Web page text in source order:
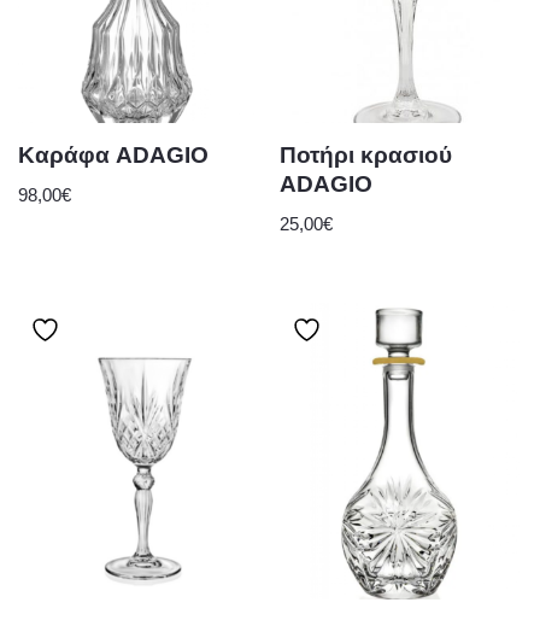
Καράφα ADAGIO
98,00€
Ποτήρι κρασιού
ADAGIO
25,00€